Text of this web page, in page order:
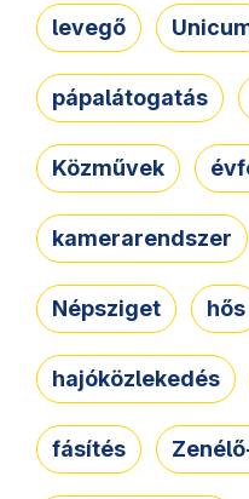
levegő
pápalátogatás
Közművek
kamerarendszer
Népsziget hős
hajóközlekedés
fásítés